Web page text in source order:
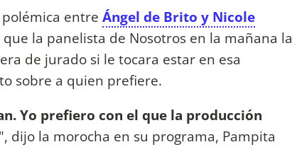
entre Ángel de Brito y Nicole
la panelista de Nosotros en la mañana la
de jurado si le tocara estar en esa
sobre a quien prefiere.
Yo prefiero con el que la producción
dijo la morocha en su programa, Pampita